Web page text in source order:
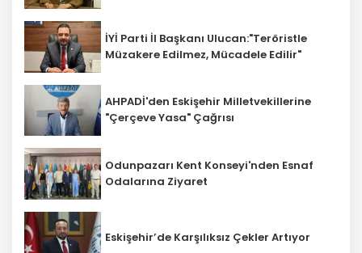
İYİ Parti İl Başkanı Ulucan:"Teröristle
Müzakere Edilmez, Mücadele Edilir"
AHPADİ'den Eskişehir Milletvekillerine
"Çerçeve Yasa" Çağrısı
Odunpazarı Kent Konseyi'nden Esnaf
Odalarına Ziyaret
Eskişehir’de Karşılıksız Çekler Artıyor